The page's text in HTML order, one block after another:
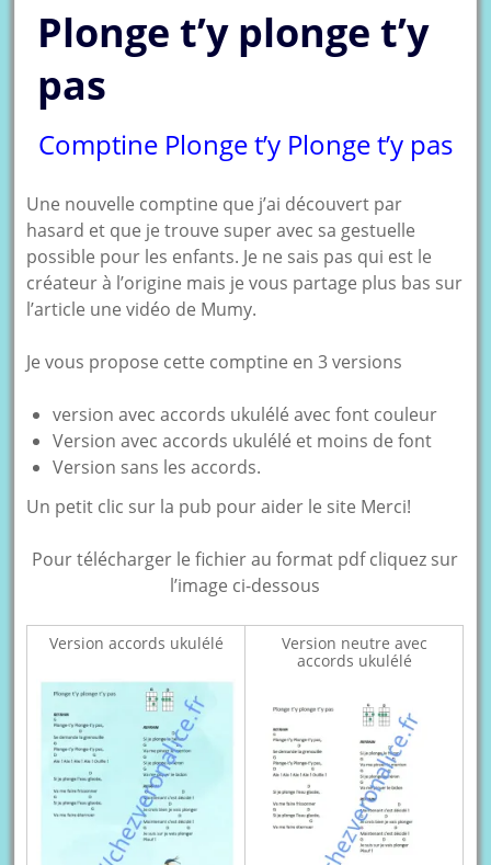
Plonge t’y plonge t’y
pas
Comptine Plonge t’y Plonge t’y pas
Une nouvelle comptine que j’ai découvert par
hasard et que je trouve super avec sa gestuelle
possible pour les enfants. Je ne sais pas qui est le
créateur à l’origine mais je vous partage plus bas sur
l’article une vidéo de Mumy.
Je vous propose cette comptine en 3 versions
version avec accords ukulélé avec font couleur
Version avec accords ukulélé et moins de font
Version sans les accords.
Un petit clic sur la pub pour aider le site Merci!
Pour télécharger le fichier au format pdf cliquez sur
l’image ci-dessous
Version accords ukulélé
Version neutre avec
accords ukulélé